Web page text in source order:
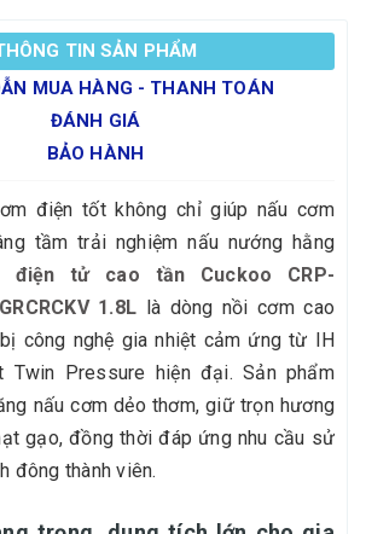
TIN SẢN PHẨM
MUA HÀNG - THANH TOÁN
ĐÁNH GIÁ
BẢO HÀNH
điện tốt không chỉ giúp nấu cơm
tầm trải nghiệm nấu nướng hằng
điện tử cao tần Cuckoo CRP-
1.8L là dòng nồi cơm cao
công nghệ gia nhiệt cảm ứng từ IH
Twin Pressure hiện đại. Sản phẩm
nấu cơm dẻo thơm, giữ trọn hương
gạo, đồng thời đáp ứng nhu cầu sử
đông thành viên.